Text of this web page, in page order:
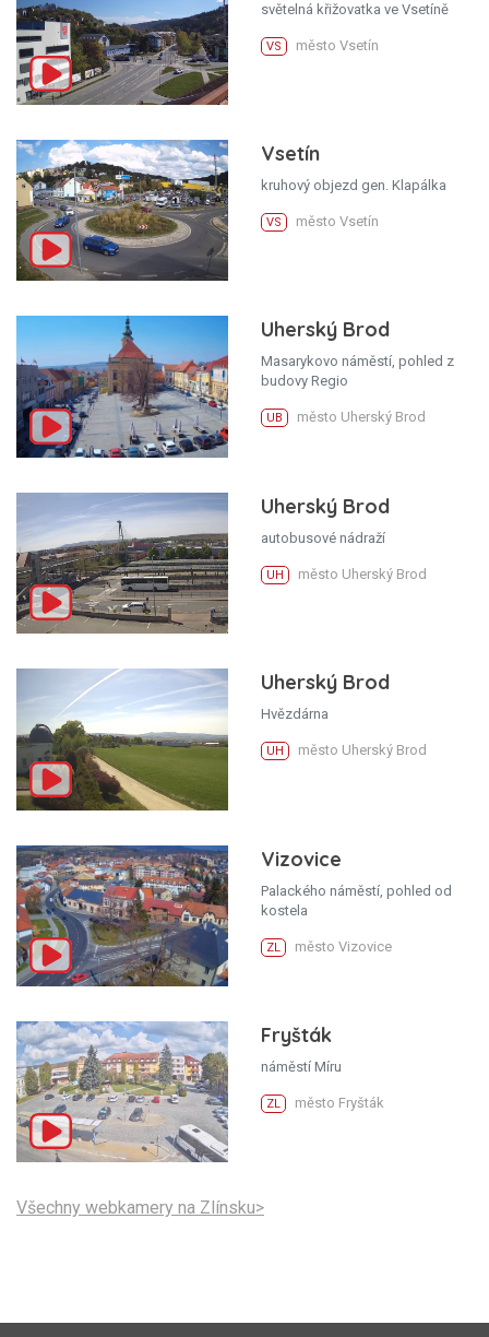
světelná křižovatka ve Vsetíně
VS město Vsetín
Vsetín
kruhový objezd gen. Klapálka
VS město Vsetín
Uherský Brod
Masarykovo náměstí, pohled z
budovy Regio
UB město Uherský Brod
Uherský Brod
autobusové nádraží
UH město Uherský Brod
Uherský Brod
Hvězdárna
UH město Uherský Brod
Vizovice
Palackého náměstí, pohled od
kostela
ZL město Vizovice
Fryšták
náměstí Míru
ZL město Fryšták
Všechny webkamery na Zlínsku>